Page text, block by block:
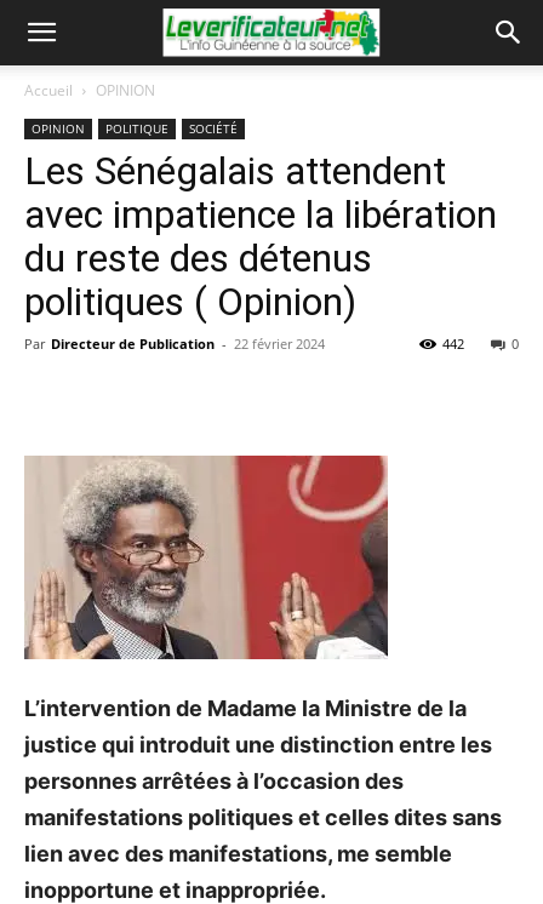
Accueil OPINION
OPINION POLITIQUE SOCIÉTÉ
Les Sénégalais attendent
avec impatience la libération
du reste des détenus
politiques ( Opinion)
Par Directeur de Publication - 22 février 2024 0
442
L’intervention de Madame la Ministre de la
justice qui introduit une distinction entre les
personnes arrêtées à l’occasion des
manifestations politiques et celles dites sans
lien avec des manifestations, me semble
inopportune et inappropriée.